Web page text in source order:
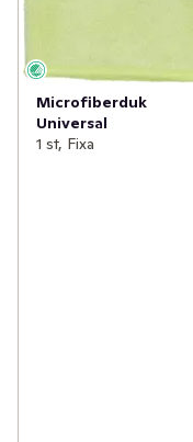
Microfiberduk
Universal
1 st, Fixa